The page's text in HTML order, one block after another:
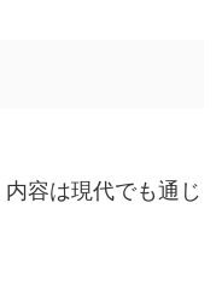
容は現代でも通じ